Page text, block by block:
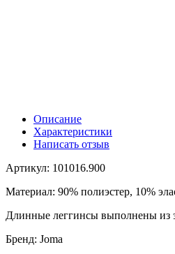
Описание
Характеристики
Написать отзыв
Артикул: 101016.900
Материал: 90% полиэстер, 10%
Длинные леггинсы выполнены из
Бренд: Joma